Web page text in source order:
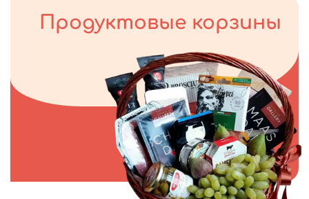
Продуктовые корзины